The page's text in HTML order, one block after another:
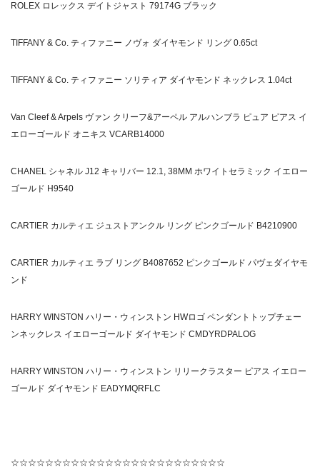
ROLEX ロレックス デイトジャスト 79174G ブラック
TIFFANY & Co. ティファニー ノヴォ ダイヤモンド リング 0.65ct
TIFFANY & Co. ティファニー ソリティア ダイヤモンド ネックレス 1.04ct
Van Cleef & Arpels ヴァン クリーフ&アーペル アルハンブラ ピュア ピアス イ
エローゴールド オニキス VCARB14000
C HANEL シャネル J12 キャリバー 12.1, 38MM ホワイトセラミック イエロー
ゴールド H9540
CARTIER カルティエ ジュストアンクル リング ピンクゴールド B4210900
CARTIER カルティエ ラブ リング B4087652 ピンクゴールド パヴェダイヤモ
ンド
HARRY WINSTON ハリー・ウィンストン HWロゴ ペンダントトップチェー
ンネックレス イエローゴールド ダイヤモンド CMDYRDPALOG
HARRY WINSTON ハリー・ウィンストン リリークラスター ピアス イエロー
ゴールド ダイヤモンド EADYMQRFLC
☆☆☆☆☆☆☆☆☆☆☆☆☆☆☆☆☆☆☆☆☆☆☆☆☆